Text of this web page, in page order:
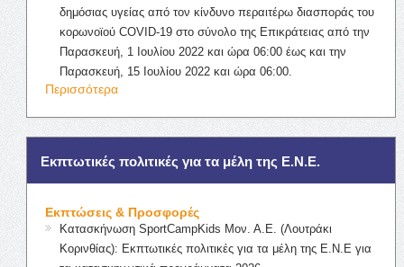
δημόσιας υγείας από τον κίνδυνο περαιτέρω διασποράς του
κορωνοϊού COVID-19 στο σύνολο της Επικράτειας από την
Παρασκευή, 1 Ιουλίου 2022 και ώρα 06:00 έως και την
Παρασκευή, 15 Ιουλίου 2022 και ώρα 06:00.
Περισσότερα
Εκπτωτικές πολιτικές για τα μέλη της Ε.Ν.Ε.
Εκπτώσεις & Προσφορές
Κατασκήνωση SportCampKids Μον. Α.Ε. (Λουτράκι
Κορινθίας): Εκπτωτικές πολιτικές για τα μέλη της Ε.Ν.Ε για